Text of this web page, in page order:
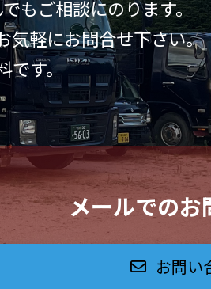
もご相談にのります。
気軽にお問合せ下さい。
です。
メールでのお
お問い